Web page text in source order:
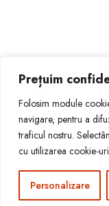
Prețuim
Folosim module
navigare, pentru a
traficul nostru.
cu utilizarea cookie-
Personalizare
© 2026 ADRIAN